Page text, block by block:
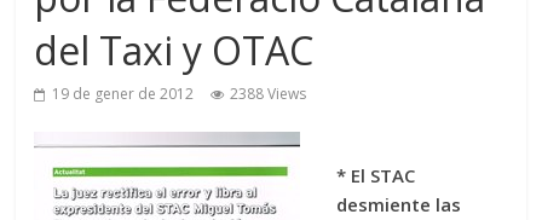
del Taxi y OTAC
19 de gener de 2012 2388 Views
* El STAC
desmiente las